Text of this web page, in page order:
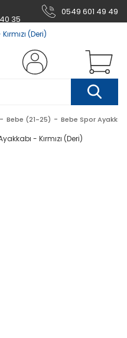
35
0549 601 49 49
Bebe (21-25) Bebe Spor